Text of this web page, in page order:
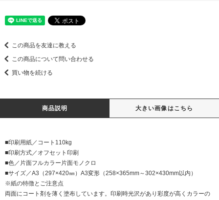
この商品を友達に教える
この商品について問い合わせる
買い物を続ける
商品説明 大きい画像はこちら
■印刷用紙／コート110kg
■印刷方式／オフセット印刷
■色／片面フルカラー片面モノクロ
■サイズ／A3（297×420㎜）A3変形（258×365mm～302×430mm以内）
※紙の特徴とご注意点
両面にコート剤を薄く塗布しています。印刷時光沢があり彩度が高くカラーの